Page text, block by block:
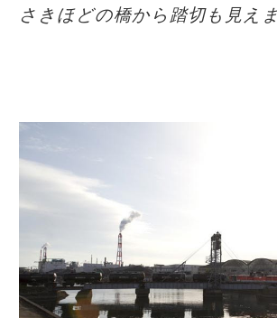
さきほどの橋から踏切も見え